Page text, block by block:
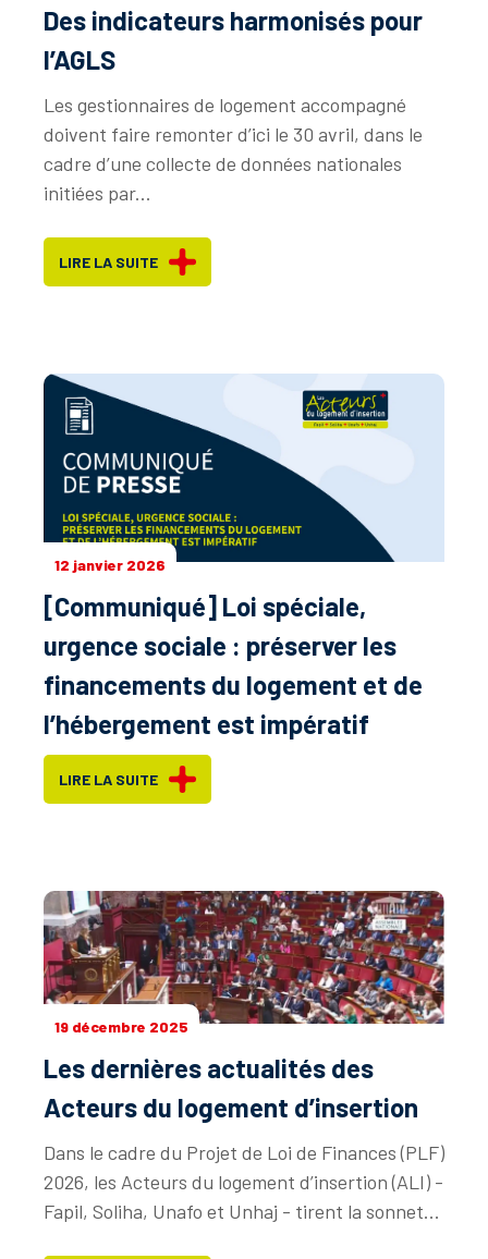
Des indicateurs harmonisés pour
l’AGLS
Les gestionnaires de logement accompagné
doivent faire remonter d’ici le 30 avril, dans le
cadre d’une collecte de données nationales
initiées par...
LIRE LA SUITE
12 janvier 2026
[Communiqué] Loi spéciale,
urgence sociale : préserver les
financements du logement et de
l’hébergement est impératif
LIRE LA SUITE
19 décembre 2025
Les dernières actualités des
Acteurs du logement d’insertion
Dans le cadre du Projet de Loi de Finances (PLF)
2026, les Acteurs du logement d’insertion (ALI) -
Fapil, Soliha, Unafo et Unhaj - tirent la sonnet...